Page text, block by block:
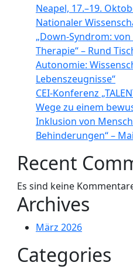
Neapel, 17.–19.
Nationaler
„Down-Syndrom:
Therapie“ – Rund
Autonomie:
Lebenszeugnisse“
CEI-Konferenz
Wege zu einem
Inklusion von
Behinderungen“ –
Recent
Es sind keine
Archives
März 2026
Categories